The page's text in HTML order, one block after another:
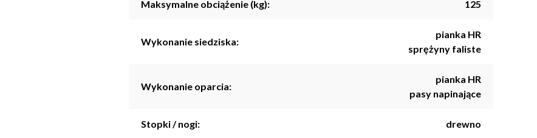
Maksymalne obciążenie (kg): 125
Wykonanie siedziska:
pianka HR
sprężyny faliste
Wykonanie oparcia:
pianka HR
pasy napinające
Stopki / nogi: drewno